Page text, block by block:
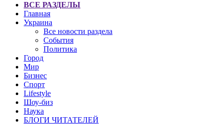
ВСЕ РАЗДЕЛЫ
Главная
Украина
Все новости раздела
События
Политика
Город
Мир
Бизнес
Спорт
Lifestyle
Шоу-биз
Наука
БЛОГИ ЧИТАТЕЛЕЙ